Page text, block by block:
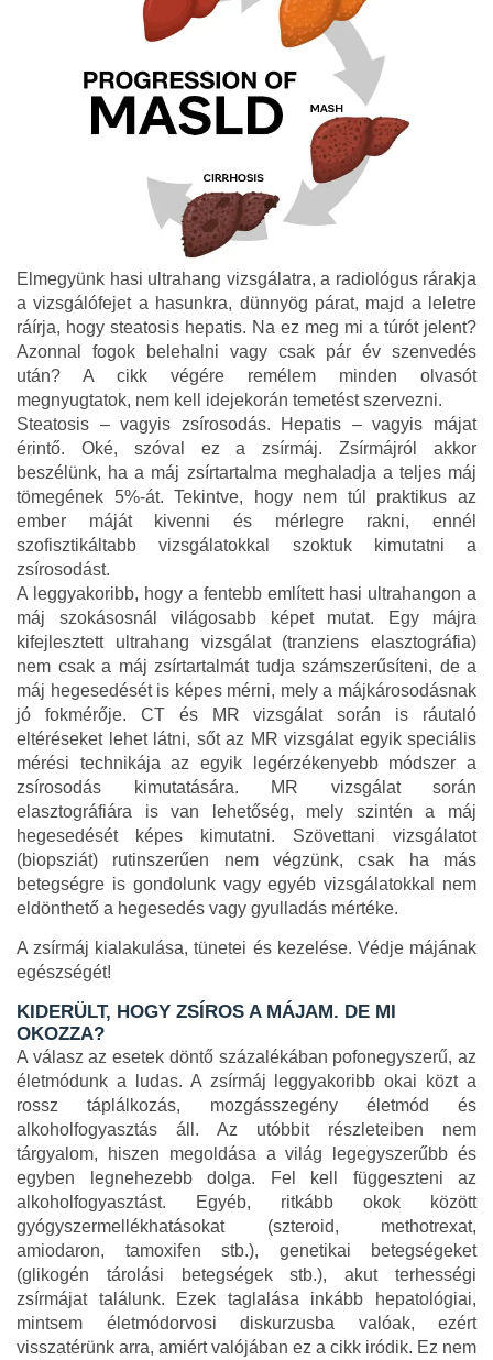
Elmegyünk hasi ultrahang vizsgálatra, a radiológus rárakja
a vizsgálófejet a hasunkra, dünnyög párat, majd a leletre
ráírja, hogy steatosis hepatis. Na ez meg mi a túrót jelent?
Azonnal fogok belehalni vagy csak pár év szenvedés
után? A cikk végére remélem minden olvasót
megnyugtatok, nem kell idejekorán temetést szervezni.
Steatosis – vagyis zsírosodás. Hepatis – vagyis májat
érintő. Oké, szóval ez a zsírmáj. Zsírmájról akkor
beszélünk, ha a máj zsírtartalma meghaladja a teljes máj
tömegének 5%-át. Tekintve, hogy nem túl praktikus az
ember máját kivenni és mérlegre rakni, ennél
szofisztikáltabb vizsgálatokkal szoktuk kimutatni a
zsírosodást.
A leggyakoribb, hogy a fentebb említett hasi ultrahangon a
máj szokásosnál világosabb képet mutat. Egy májra
kifejlesztett ultrahang vizsgálat (tranziens elasztográfia)
nem csak a máj zsírtartalmát tudja számszerűsíteni, de a
máj hegesedését is képes mérni, mely a májkárosodásnak
jó fokmérője. CT és MR vizsgálat során is ráutaló
eltéréseket lehet látni, sőt az MR vizsgálat egyik speciális
mérési technikája az egyik legérzékenyebb módszer a
zsírosodás kimutatására. MR vizsgálat során
elasztográfiára is van lehetőség, mely szintén a máj
hegesedését képes kimutatni. Szövettani vizsgálatot
(biopsziát) rutinszerűen nem végzünk, csak ha más
betegségre is gondolunk vagy egyéb vizsgálatokkal nem
eldönthető a hegesedés vagy gyulladás mértéke.
A zsírmáj kialakulása, tünetei és kezelése. Védje májának
egészségét!
KIDERÜLT, HOGY ZSÍROS A MÁJAM. DE MI
OKOZZA?
A válasz az esetek döntő százalékában pofonegyszerű, az
életmódunk a ludas. A zsírmáj leggyakoribb okai közt a
rossz táplálkozás, mozgásszegény életmód és
alkoholfogyasztás áll. Az utóbbit részleteiben nem
tárgyalom, hiszen megoldása a világ legegyszerűbb és
egyben legnehezebb dolga. Fel kell függeszteni az
alkoholfogyasztást. Egyéb, ritkább okok között
gyógyszermellékhatásokat (szteroid, methotrexat,
amiodaron, tamoxifen stb.), genetikai betegségeket
(glikogén tárolási betegségek stb.), akut terhességi
zsírmájat találunk. Ezek taglalása inkább hepatológiai,
mintsem életmódorvosi diskurzusba valóak, ezért
visszatérünk arra, amiért valójában ez a cikk iródik. Ez nem